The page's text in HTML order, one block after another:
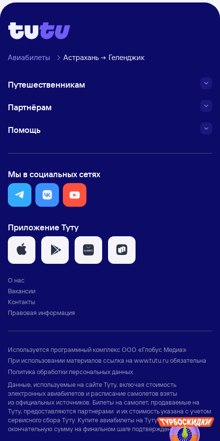
Авиабилеты Астрахань Геленджик
Путешественникам
Партнёрам
Помощь
Мы в социальных сетях
Приложение Туту
О нас
Вакансии
Контакты
Правовая информация
Используется программный комплексООО «Глобус Медиа»
При использовании материалов ссылка на www.tutu.ruобязательна
Политика обработки персональных данных
Данные, используемые на сайте Туту, включая стоимость
электронных авиабилетов и расписание самолетов взяты
из официальных источников. Билеты на самолет, продаваемые на
Туту, предоставляются партнерами и их стоимость указана с учетом
сервисного сбора Туту. Купите авиабилеты на Туту и узнайте
окончательную сумму на финальном шаге подтверждения заказа